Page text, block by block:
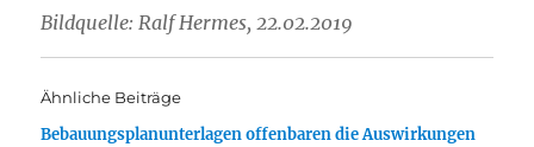
Bildquelle: Ralf Hermes, 22.02.2019
Ähnliche Beiträge
Bebauungsplanunterlagen offenbaren die Auswirkungen